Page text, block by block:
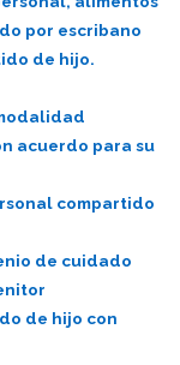
por escribano
de hijo.
acuerdo para su
compartido
de cuidado
de hijo con